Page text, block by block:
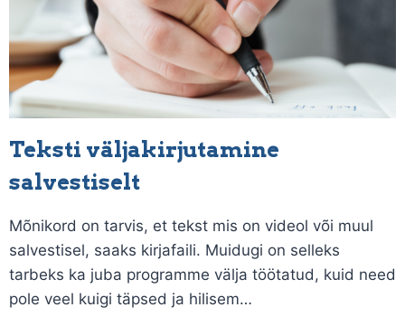
Teksti väljakirjutamine
salvestiselt
Mõnikord on tarvis, et tekst mis on videol või muul
salvestisel, saaks kirjafaili. Muidugi on selleks
tarbeks ka juba programme välja töötatud, kuid need
pole veel kuigi täpsed ja hilisem…